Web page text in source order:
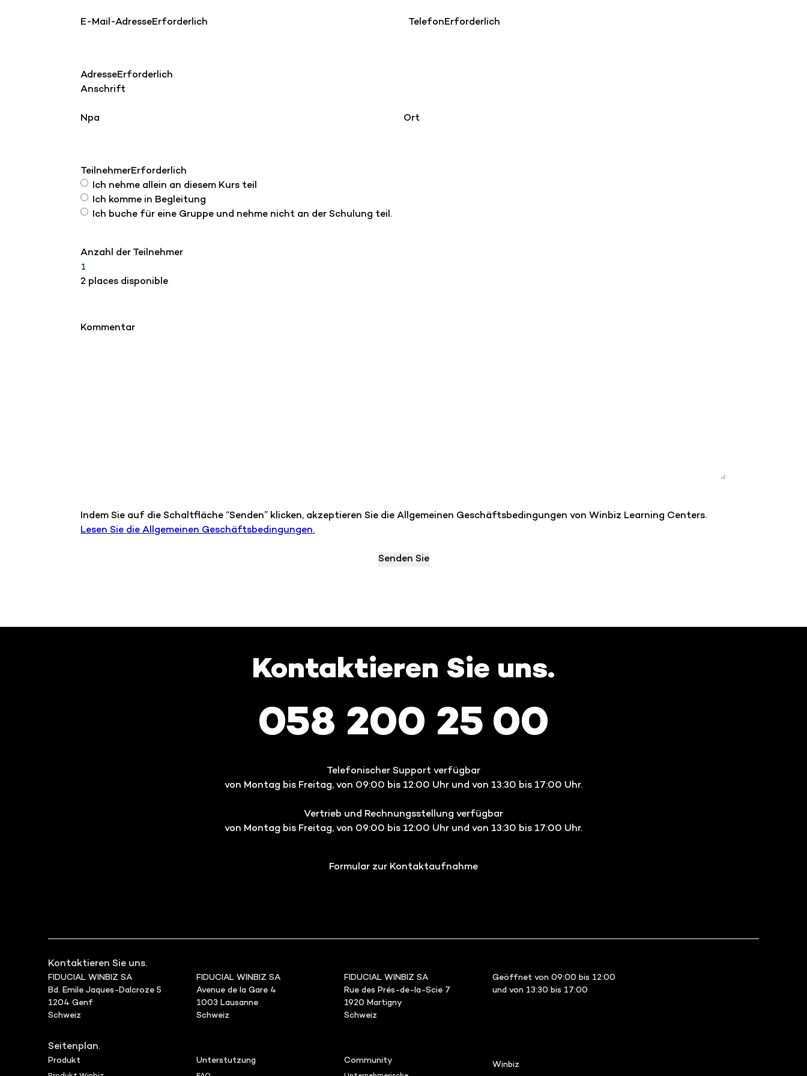
E-Mail-AdresseErforderlich TelefonErforderlich
AdresseErforderlich
Anschrift
Npa Ort
TeilnehmerErforderlich
Ich nehme allein an diesem Kurs teil
Ich komme in Begleitung
Ich buche für eine Gruppe und nehme nicht an der Schulung teil.
Anzahl der Teilnehmer
2 places disponible
Kommentar
Indem Sie auf die Schaltfläche “Senden” klicken, akzeptieren Sie die Allgemeinen Geschäftsbedingungen von Winbiz Learning Centers.
Lesen Sie die Allgemeinen Geschäftsbedingungen.
Kontaktieren Sie uns.
058 200 25 00
Telefonischer Support verfügbar
von Montag bis Freitag, von 09:00 bis 12:00 Uhr und von 13:30 bis 17:00 Uhr.
Vertrieb und Rechnungsstellung verfügbar
von Montag bis Freitag, von 09:00 bis 12:00 Uhr und von 13:30 bis 17:00 Uhr.
Formular zur Kontaktaufnahme
Kontaktieren Sie uns.
FIDUCIAL WINBIZ SA
Bd. Emile Jaques-Dalcroze 5
1204 Genf
Schweiz
FIDUCIAL WINBIZ SA
Avenue de la Gare 4
1003 Lausanne
Schweiz
FIDUCIAL WINBIZ SA
Rue des Prés-de-la-Scie 7
1920 Martigny
Schweiz
Geöffnet von 09:00 bis 12:00
und von 13:30 bis 17:00
Seitenplan.
Produkt Unterstutzung Community Winbiz